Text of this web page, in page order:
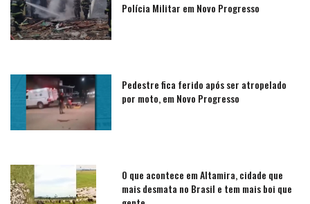
Polícia Militar em Novo Progresso
Pedestre fica ferido após ser atropelado
por moto, em Novo Progresso
O que acontece em Altamira, cidade que
mais desmata no Brasil e tem mais boi que